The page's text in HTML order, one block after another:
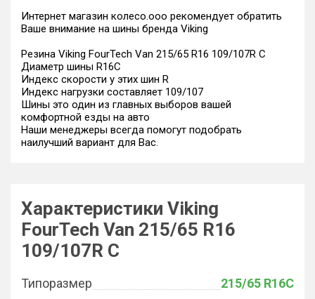
Интернет магазин колесо.ооо рекомендует обратить
Ваше внимание на шины бренда Viking
Резина Viking FourTech Van 215/65 R16 109/107R C
Диаметр шины R16C
Индекс скорости у этих шин R
Индекс нагрузки составляет 109/107
Шины это один из главных выборов вашей
комфортной езды на авто
Наши менеджеры всегда помогут подобрать
наилучший вариант для Вас.
Характеристики Viking
FourTech Van 215/65 R16
109/107R C
Типоразмер
215/65 R16C